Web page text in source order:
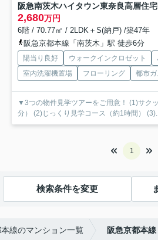
阪急南茨木ハイタウン東奈良高層住
2,680万円
6階 / 70.77㎡ / 2LDK＋S(納戸) /築47年
阪急京都本線「南茨木」駅 徒歩6分
陽当り良好 ウォークインクロゼット
室内洗濯機置場
フローリング 都市ガ
▼3つの物件見学ツアーをご用意！ (1)サク
分） (2)じっくり見学コース（約1時間） (3)...
1
検索条件を変更
線のマンション一覧 阪急京都本